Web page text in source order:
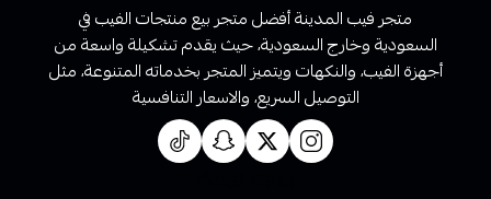
متجر فيب المدينة أفضل متجر بيع منتجات الفيب في
السعودية وخارج السعودية، حيث يقدم تشكيلة واسعة من
أجهزة الفيب، والنكهات ويتميز المتجر بخدماته المتنوعة، مثل
التوصيل السريع، والاسعار التنافسية